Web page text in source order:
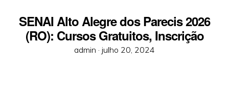
SENAI Alto Alegre dos Parecis 2026
(RO): Cursos Gratuitos, Inscrição
admin · Posted
julho 20, 2024